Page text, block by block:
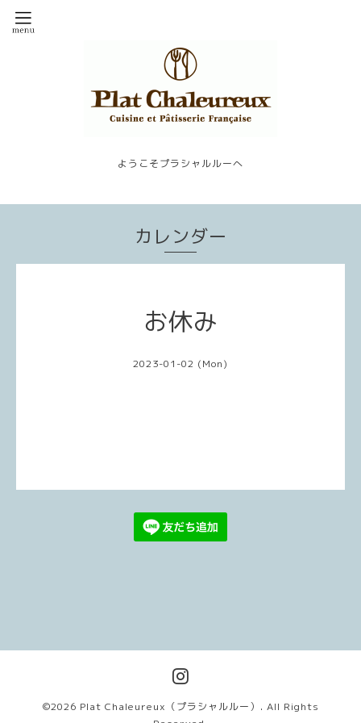
ようこそプラシャルルーへ
カレンダー
お休み
2023-01-02 (Mon)
©2026 Plat Chaleureux（プラシャルルー） . All Rights